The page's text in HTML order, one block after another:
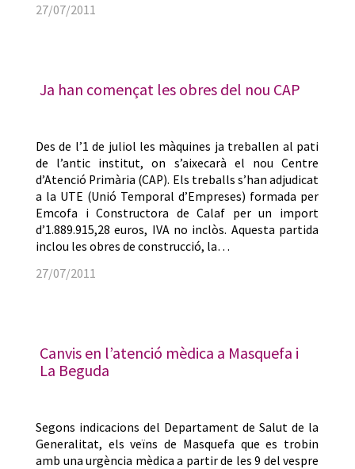
27/07/2011
Ja han començat les obres del nou CAP
Des de l’1 de juliol les màquines ja treballen al pati
de l’antic institut, on s’aixecarà el nou Centre
d’Atenció Primària (CAP). Els treballs s’han adjudicat
a la UTE (Unió Temporal d’Empreses) formada per
Emcofa i Constructora de Calaf per un import
d’1.889.915,28 euros, IVA no inclòs. Aquesta partida
inclou les obres de construcció, la…
27/07/2011
Canvis en l’atenció mèdica a Masquefa i
La Beguda
Segons indicacions del Departament de Salut de la
Generalitat, els veïns de Masquefa que es trobin
amb una urgència mèdica a partir de les 9 del vespre